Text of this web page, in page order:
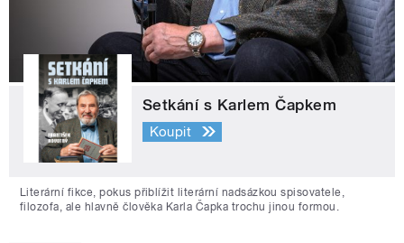
Setkání s Karlem Čapkem
Koupit
Literární fikce, pokus přiblížit literární nadsázkou spisovatele,
filozofa, ale hlavně člověka Karla Čapka trochu jinou formou.